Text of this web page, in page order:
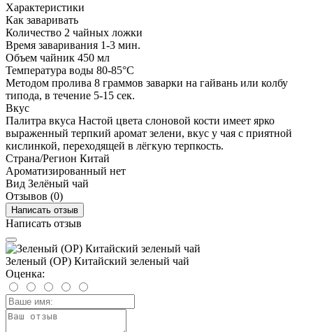
Характеристики
Как заваривать
Количество 2 чайных ложки
Время заваривания 1-3 мин.
Объем чайник 450 мл
Температура воды 80-85°C
Методом пролива 8 граммов заварки на гайвань или колбу
типода, в течение 5-15 сек.
Вкус
Палитра вкуса Настой цвета слоновой кости имеет ярко
выраженный терпкий аромат зелени, вкус у чая с приятной
кислинкой, переходящей в лёгкую терпкость.
Страна/Регион Китай
Ароматизированный нет
Вид Зелёный чай
Отзывов (0)
Написать отзыв
Написать отзыв
Зеленый (OP) Китайский зеленый чай
Оценка: